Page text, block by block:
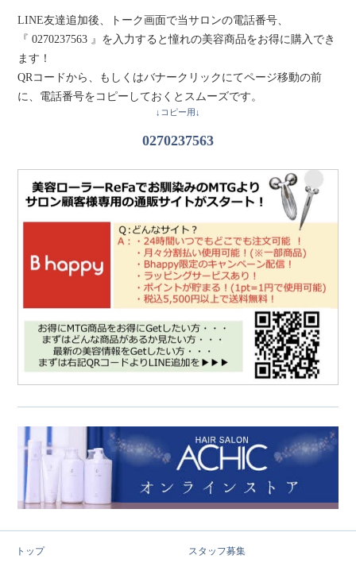
LINE友達追加後、トーク画面で当サロンの電話番号、
『 0270237563 』を入力すると憧れの美容商品をお得に購入でき
ます！
QRコードから、もしくはバナークリックにてページ移動の前
に、電話番号をコピーしておくとスムーズです。
↓コピー用↓
0270237563
トップ スタッフ募集